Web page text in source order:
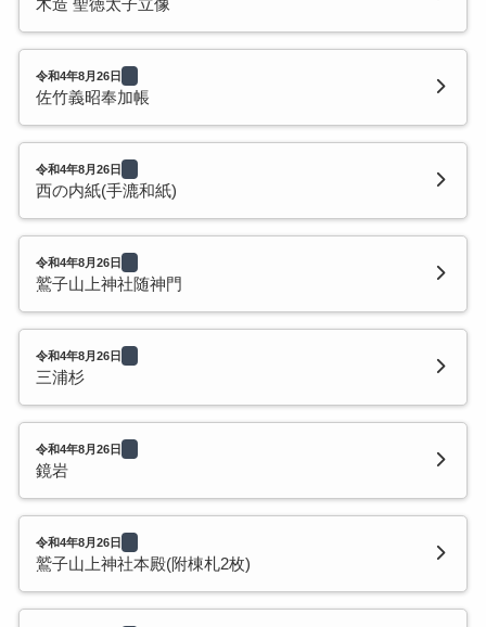
令和4年8月26日
佐竹義昭奉加帳
令和4年8月26日
西の内紙(手漉和紙)
令和4年8月26日
鷲子山上神社随神門
令和4年8月26日
三浦杉
令和4年8月26日
鏡岩
令和4年8月26日
鷲子山上神社本殿(附棟札2枚)